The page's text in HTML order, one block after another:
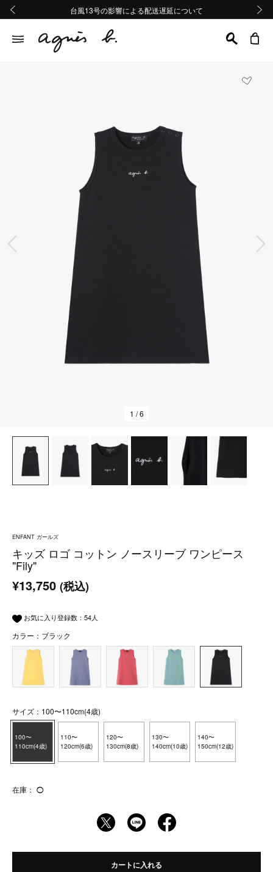
熊本地域地震の影響による配送遅延について
Summer Sale 2buy10%OFF!!
台風13号の影響による配送遅延について
熊本地域地震の影響による配送遅延について
Summer Sale 2buy10%OFF!!
前の画像
1 / 6
ENFANT ガールズ
キッズ ロゴ コットン ノースリーブ ワンピース
"Fily"
¥13,750 (税込)
お気に入り登録数： 54人
カラー：ブラック
サイズ：100〜110cm(4歳)
100〜
110cm(4歳)
110〜
120cm(6歳)
120〜
130cm(8歳)
130〜
140cm(10歳)
140〜
150cm(12歳)
在庫： ◯
カートに入れる